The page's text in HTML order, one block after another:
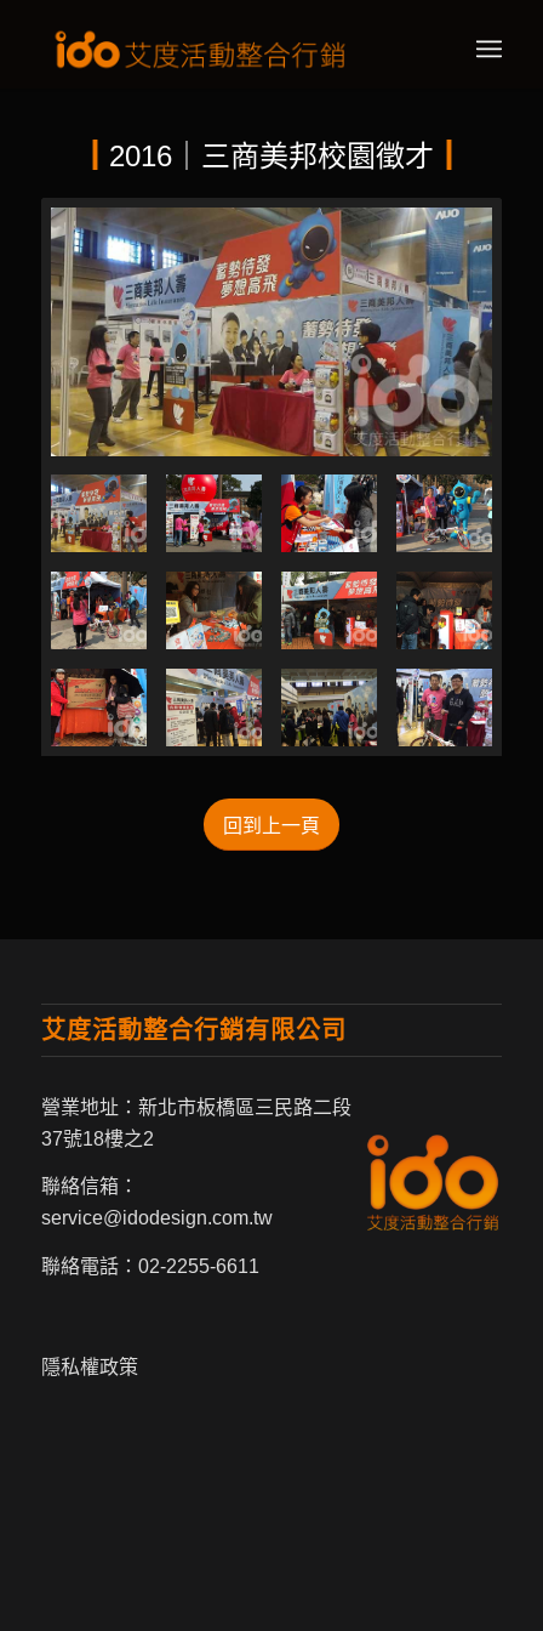
2016｜三商美邦校園徵才
回到上一頁
艾度活動整合行銷有限公司
營業地址：新北市板橋區三民路二段
37號18樓之2
聯絡信箱：
service@idodesign.com.tw
聯絡電話： 02-2255-6611
隱私權政策